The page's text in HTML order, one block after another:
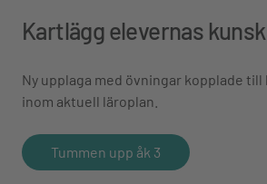
Kartlägg elevernas
Ny upplaga med övningar kopplade
inom aktuell läroplan.
Tummen upp åk 3